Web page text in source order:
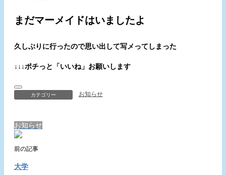
まだマーメイドはいましたよ
久しぶりに行ったので思い出して写メってしまった
↓↓↓ポチっと「いいね」お願いします
カテゴリー お知らせ
お知らせ
前の記事
大学